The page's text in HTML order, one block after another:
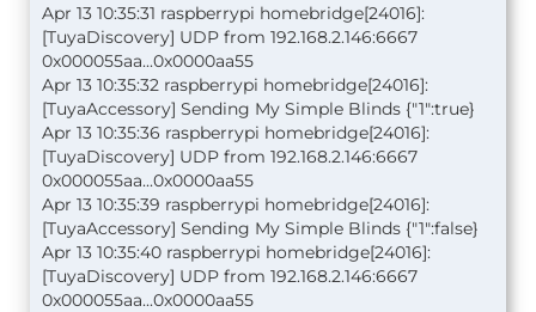
Apr 13 10:35:31 raspberrypi homebridge[24016]:
[TuyaDiscovery] UDP from 192.168.2.146:6667
0x000055aa...0x0000aa55
Apr 13 10:35:32 raspberrypi homebridge[24016]:
[TuyaAccessory] Sending My Simple Blinds {"1":true}
Apr 13 10:35:36 raspberrypi homebridge[24016]:
[TuyaDiscovery] UDP from 192.168.2.146:6667
0x000055aa...0x0000aa55
Apr 13 10:35:39 raspberrypi homebridge[24016]:
[TuyaAccessory] Sending My Simple Blinds {"1":false}
Apr 13 10:35:40 raspberrypi homebridge[24016]:
[TuyaDiscovery] UDP from 192.168.2.146:6667
0x000055aa...0x0000aa55